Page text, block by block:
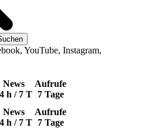
YouTube, Instagram,
News
h / 7 T
Aufrufe
7 Tage
News
h / 7 T
Aufrufe
7 Tage